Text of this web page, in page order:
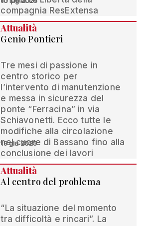
compagnia ResExtensa
Attualità
Genio Pontieri
Tre mesi di passione in
centro storico per
l’intervento di manutenzione
e messa in sicurezza del
ponte “Ferracina” in via
Schiavonetti. Ecco tutte le
modifiche alla circolazione
nel cuore di Bassano fino alla
conclusione dei lavori
19 giu 2025
Attualità
Al centro del problema
“La situazione del momento
tra difficoltà e rincari”. La